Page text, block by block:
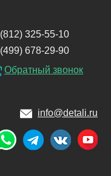
(812) 325-55-10
(499) 678-29-90
Обратный звонок
info@detali.ru